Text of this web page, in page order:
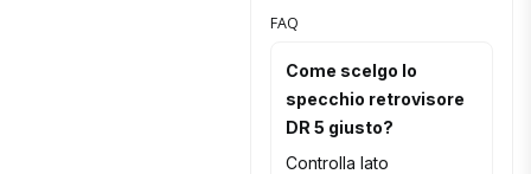
FAQ
Come scelgo lo
specchio retrovisore
DR 5 giusto?
Controlla lato